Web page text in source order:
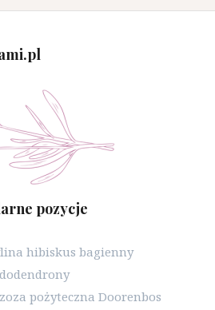
pozycje
hibiskus bagienny
pożyteczna Doorenbos